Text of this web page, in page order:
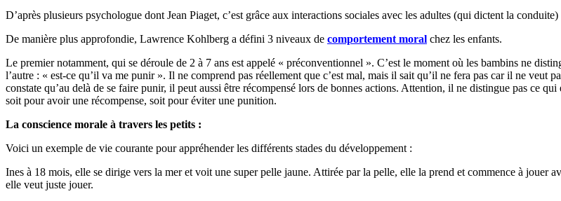
D’après plusieurs psychologue dont Jean Piaget, c’est grâce aux interactions sociales avec les adultes (qui dictent la
De manière plus approfondie, Lawrence Kohlberg a défini 3 niveaux de comportement moral chez les enfants.
Le premier notamment, qui se déroule de 2 à 7 ans est appelé « préconventionnel ». C’est le moment où les bambins ne
l’autre : « est-ce qu’il va me punir ». Il ne comprend pas réellement que c’est mal, mais il sait qu’il ne fera pas car il ne veut
constate qu’au delà de se faire punir, il peut aussi être récompensé lors de bonnes actions. Attention, il ne distingue pas ce
soit pour avoir une récompense, soit pour éviter une punition.
La conscience morale à travers les petits :
Voici un exemple de vie courante pour appréhender les différents stades du développement :
Ines à 18 mois, elle se dirige vers la mer et voit une super pelle jaune. Attirée par la pelle, elle la prend et commence à jouer
elle veut juste jouer.